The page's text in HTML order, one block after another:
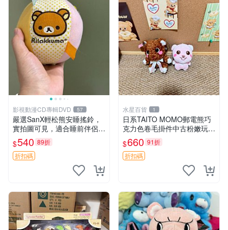
影視動漫CD專輯DVD 57
嚴選SanX輕松熊安睡搖鈴，
實拍圖可見，適合睡前伴侶，
Picks安撫好物 0325 懸吊 電
腦
$540 89折
折扣碼
水星百貨 1
日系TAITO MOMO郵電熊巧
克力色卷毛掛件中古粉嫩玩偶
微瑕推薦 postpet momo 郵
電熊 中古玩偶
$660 91折
折扣碼